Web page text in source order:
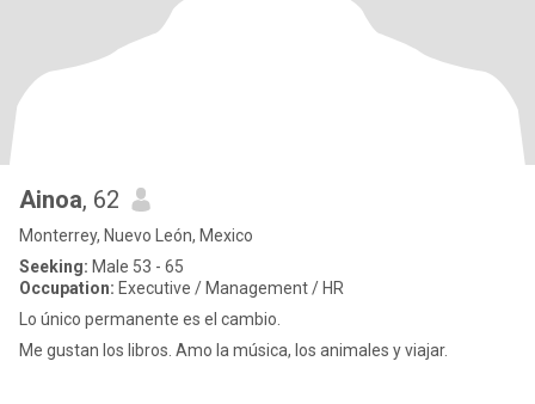
Ainoa, 62
Monterrey, Nuevo León, Mexico
Seeking: Male 53 - 65
Occupation: Executive / Management / HR
Lo único permanente es el cambio.
Me gustan los libros. Amo la música, los animales y viajar.